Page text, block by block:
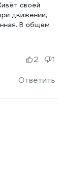
своей
движении,
В общем
Ответить
2 1